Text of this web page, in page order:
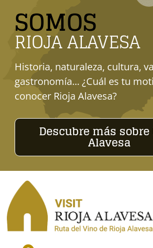
SOMOS
RIOJA ALAVESA
Historia, naturaleza, cultura,
gastronomía... ¿Cuál es tu
conocer Rioja Alavesa?
Descubre más sobre
Alavesa